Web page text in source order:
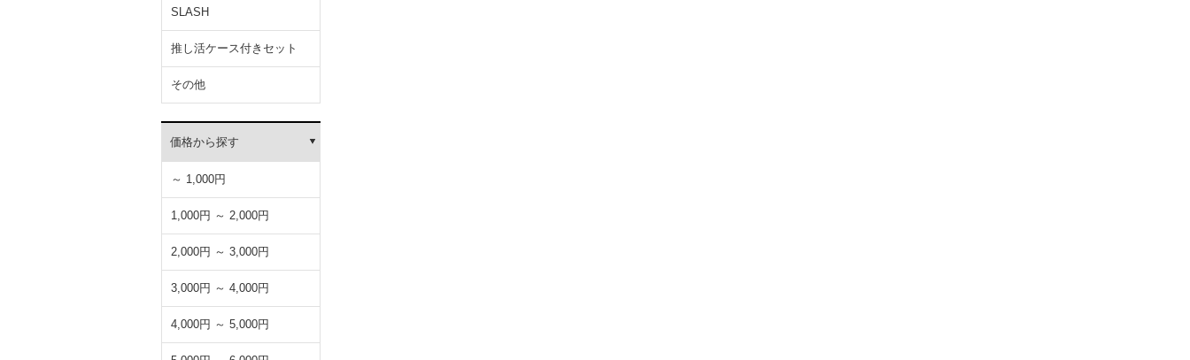
SLASH
推し活ケース付きセット
その他
価格から探す
～ 1,000円
1,000円 ～ 2,000円
2,000円 ～ 3,000円
3,000円 ～ 4,000円
4,000円 ～ 5,000円